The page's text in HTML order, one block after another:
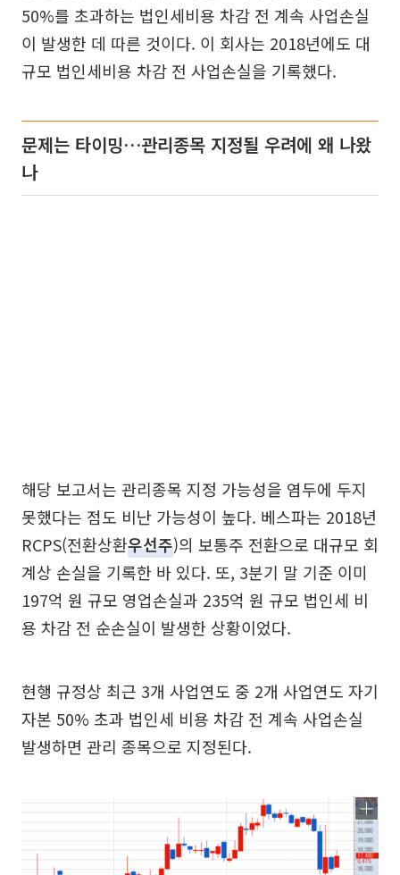
50%를 초과하는 법인세비용 차감 전 계속 사업손실
이 발생한 데 따른 것이다. 이 회사는 2018년에도 대
규모 법인세비용 차감 전 사업손실을 기록했다.
문제는 타이밍…관리종목 지정될 우려에 왜 나왔
나
해당 보고서는 관리종목 지정 가능성을 염두에 두지
못했다는 점도 비난 가능성이 높다. 베스파는 2018년
RCPS(전환상환우선주)의 보통주 전환으로 대규모 회
계상 손실을 기록한 바 있다. 또, 3분기 말 기준 이미
197억 원 규모 영업손실과 235억 원 규모 법인세 비
용 차감 전 순손실이 발생한 상황이었다.
현행 규정상 최근 3개 사업연도 중 2개 사업연도 자기
자본 50% 초과 법인세 비용 차감 전 계속 사업손실
발생하면 관리 종목으로 지정된다.